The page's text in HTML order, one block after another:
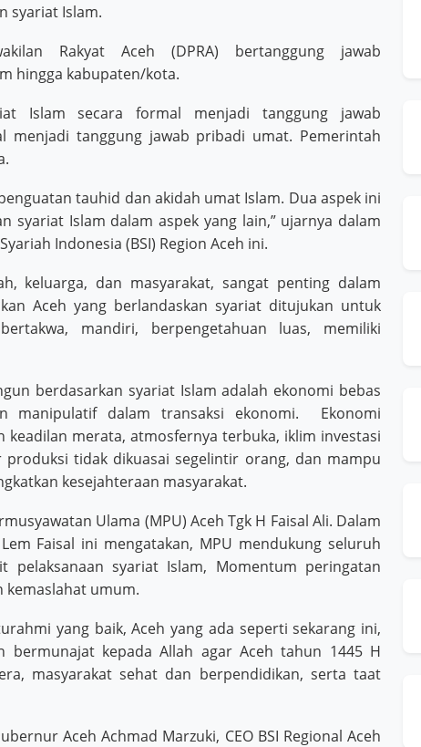
syariat Islam.
Rakyat Aceh (DPRA) bertanggung jawab
hingga kabupaten/kota.
Islam secara formal menjadi tanggung jawab
menjadi tanggung jawab pribadi umat. Pemerintah
tauhid dan akidah umat Islam. Dua aspek ini
syariat Islam dalam aspek yang lain,” ujarnya dalam
Indonesia (BSI) Region Aceh ini.
keluarga, dan masyarakat, sangat penting dalam
Aceh yang berlandaskan syariat ditujukan untuk
mandiri, berpengetahuan luas, memiliki
berdasarkan syariat Islam adalah ekonomi bebas
manipulatif dalam transaksi ekonomi. Ekonomi
merata, atmosfernya terbuka, iklim investasi
tidak dikuasai segelintir orang, dan mampu
kesejahteraan masyarakat.
Ulama (MPU) Aceh Tgk H Faisal Ali. Dalam
Faisal ini mengatakan, MPU mendukung seluruh
pelaksanaan syariat Islam, Momentum peringatan
umum.
yang baik, Aceh yang ada seperti sekarang ini,
bermunajat kepada Allah agar Aceh tahun 1445 H
masyarakat sehat dan berpendidikan, serta taat
Aceh Achmad Marzuki, CEO BSI Regional Aceh